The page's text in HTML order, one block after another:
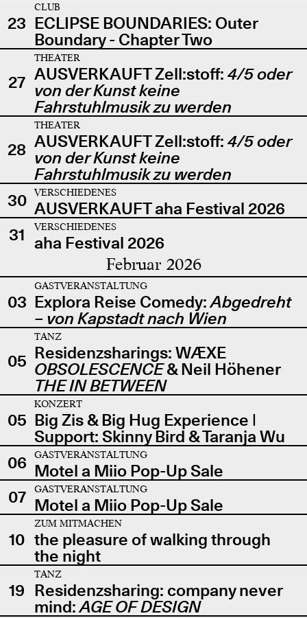
23
CLUB
ECLIPSE BOUNDARIES: Outer
Boundary - Chapter Two
27
THEATER
AUSVERKAUFT Zell:stoff: 4/5 oder
von der Kunst keine
Fahrstuhlmusik zu werden
28
THEATER
AUSVERKAUFT Zell:stoff: 4/5 oder
von der Kunst keine
Fahrstuhlmusik zu werden
30
VERSCHIEDENES
AUSVERKAUFT aha Festival 2026
31
VERSCHIEDENES
aha Festival 2026
Februar 2026
03
GASTVERANSTALTUNG
Explora Reise Comedy:Abgedreht
– von Kapstadt nach Wien
05
TANZ
Residenzsharings: WÆXE
OBSOLESCENCE& Neil Höhener
THE IN BETWEEN
05
KONZERT
Big Zis & Big Hug Experience |
Support: Skinny Bird & Taranja Wu
06
GASTVERANSTALTUNG
Motel a Miio Pop-Up Sale
07
GASTVERANSTALTUNG
Motel a Miio Pop-Up Sale
10
ZUM MITMACHEN
the pleasure of walking through
the night
19
TANZ
Residenzsharing: company never
mind:AGE OF DESIGN